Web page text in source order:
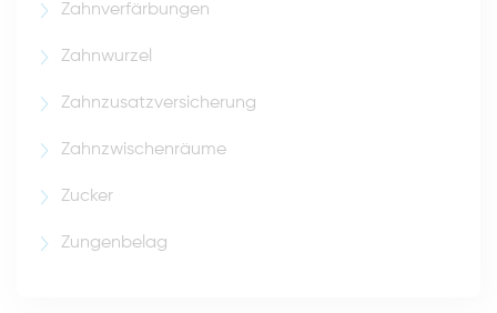
Zahnverfärbungen
Zahnwurzel
Zahnzusatzversicherung
Zahnzwischenräume
Zucker
Zungenbelag